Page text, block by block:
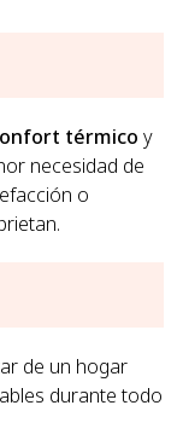
térmico y
necesidad de
o
de un hogar
durante todo